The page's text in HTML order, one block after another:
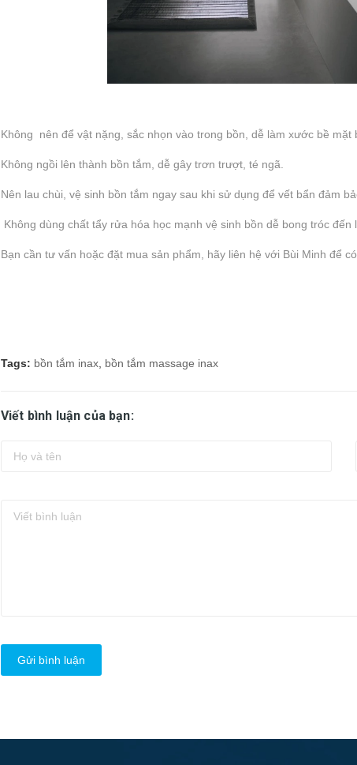
Không nên để vật nặng, sắc nhọn vào trong bồn, dễ làm xước bề
Không ngồi lên thành bồn tắm, dễ gây trơn trượt, té ngã.
Nên lau chùi, vệ sinh bồn tắm ngay sau khi sử dụng để vết bẩn đảm
Không dùng chất tẩy rửa hóa học mạnh vệ sinh bồn dễ bong tróc đến
Bạn cần tư vấn hoặc đặt mua sản phẩm, hãy liên hệ với Bùi Minh để
Tags: bồn tắm inax, bồn tắm massage inax
Viết bình luận của bạn:
Gửi bình luận